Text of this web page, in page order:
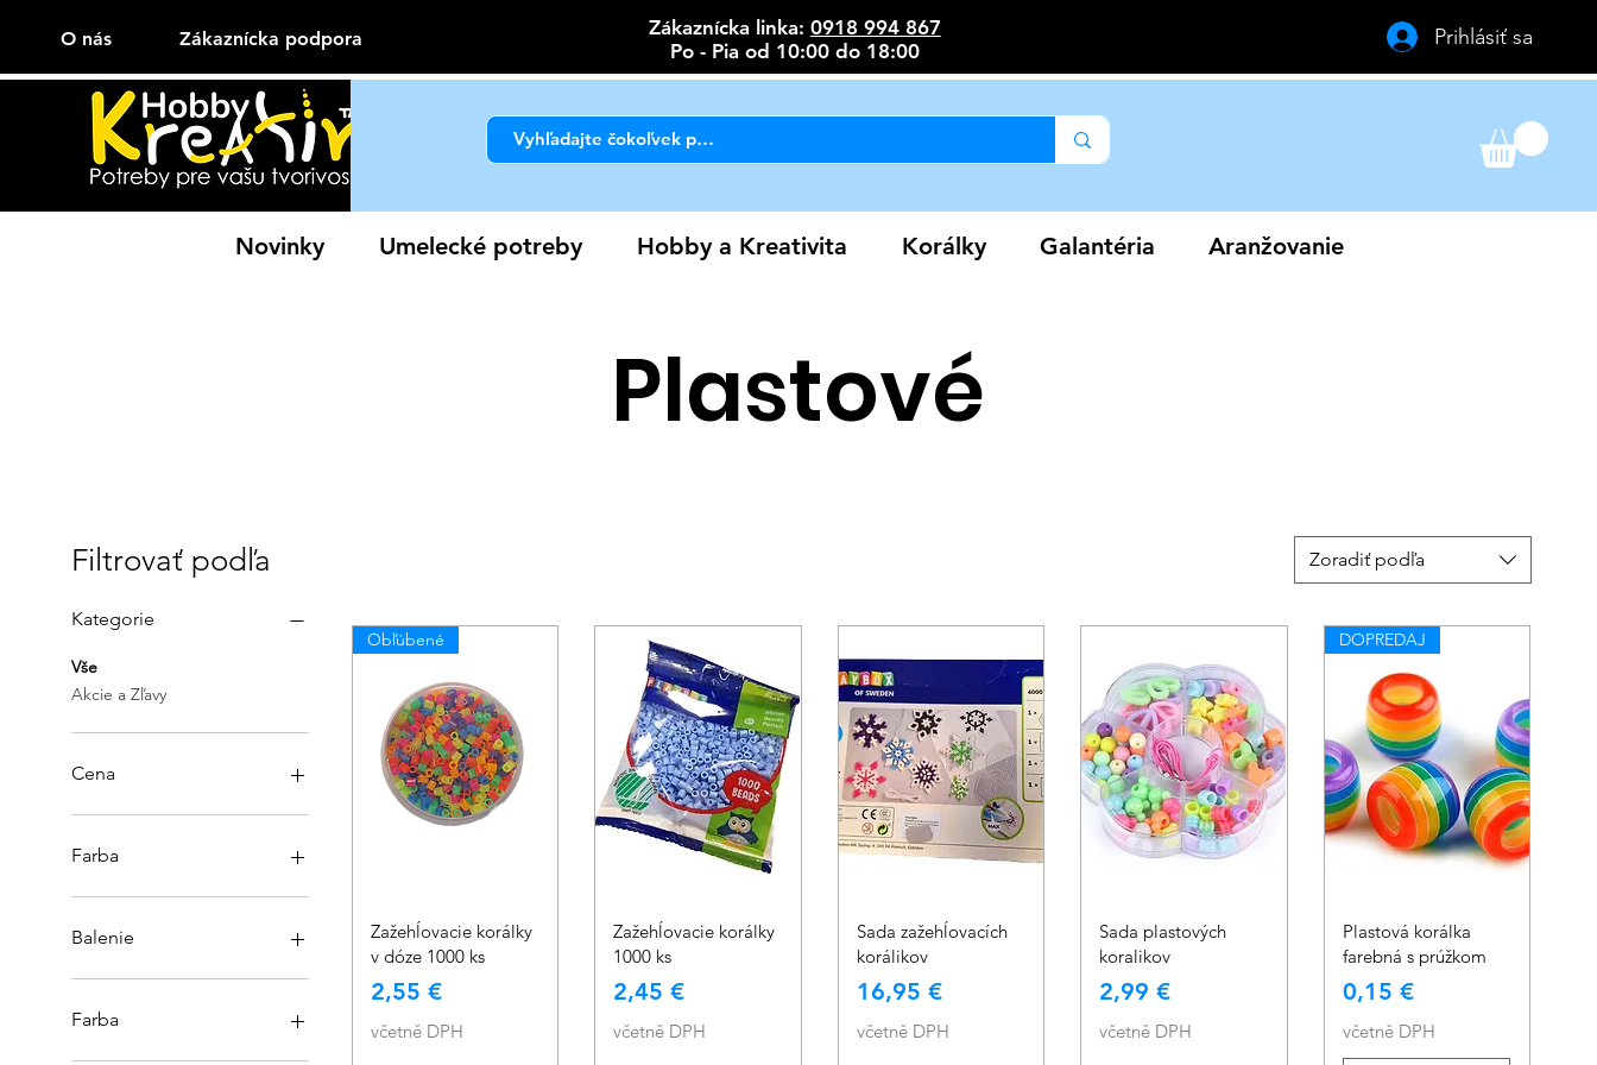
O nás Zákaznícka podpora Zákaznícka linka: 0918 994 867
Po - Pia od 10:00 do 18:00
Prihlásiť sa
Novinky Umelecké potreby Hobby a Kreativita Korálky Galantéria Aranžovanie
Plastové
Filtrovať podľa
Kategorie
Vše
Akcie a Zľavy
Cena
Farba
Balenie
100g
10g
Farba
Zoradiť podľa
Rychlý náhled
Obľúbené
Zažehĺovacie korálky
v dóze 1000 ks
Cena
2,55 €
včetně DPH
Rychlý náhled
Zažehĺovacie korálky
1000 ks
Cena
2,45 €
včetně DPH
Rychlý náhled
Sada zažehĺovacích
korálikov
Cena
16,95 €
včetně DPH
Rychlý náhled
Sada plastových
koralikov
Cena
2,99 €
včetně DPH
Rychlý náhled
DOPREDAJ
Plastová korálka
farebná s prúžkom
Cena
0,15 €
včetně DPH